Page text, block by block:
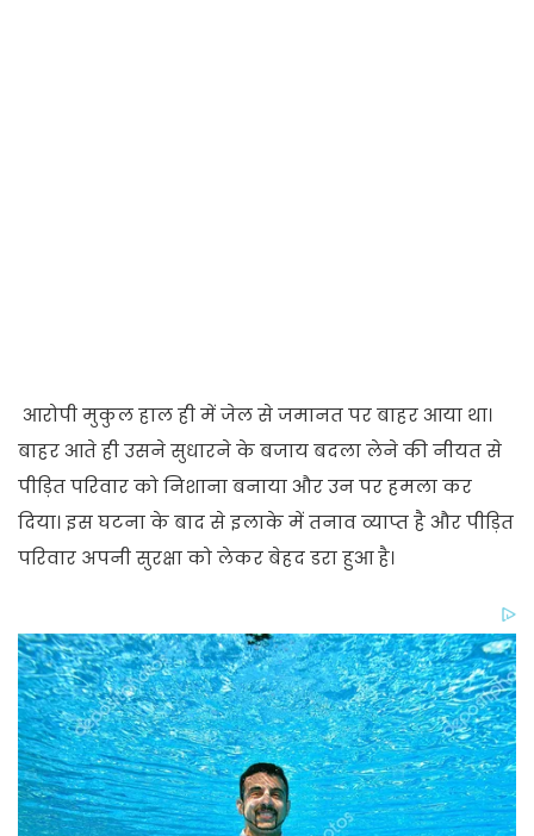
आरोपी मुकुल हाल ही में जेल से जमानत पर बाहर आया था।
बाहर आते ही उसने सुधारने के बजाय बदला लेने की नीयत से
पीड़ित परिवार को निशाना बनाया और उन पर हमला कर
दिया। इस घटना के बाद से इलाके में तनाव व्याप्त है और पीड़ित
परिवार अपनी सुरक्षा को लेकर बेहद डरा हुआ है।